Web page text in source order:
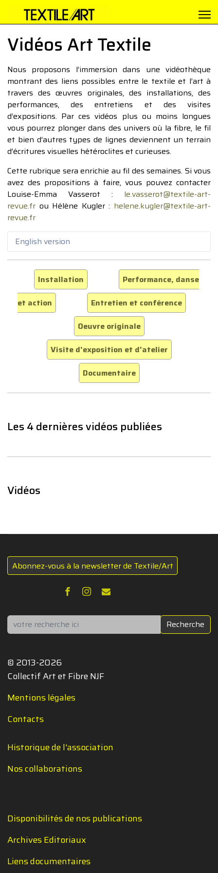
Vidéos Art Textile
Nous proposons l’immersion dans une vidéothèque
montrant des liens possibles entre le textile et l’art à
travers des œuvres originales, des installations, des
performances, des entretiens et des visites
d’expositions. Par ces vidéos plus ou moins longues
vous pourrez plonger dans des univers où la fibre, le fil
et bien d’autres types de lignes deviennent un terrain
d’écritures visuelles hétéroclites et curieuses.
Cette rubrique sera enrichie au fil des semaines. Si vous
avez des propositions à faire, vous pouvez contacter
Louise-Emma Vasserot : le.vasserot@textile-art-
revue.fr ou Hélène Kugler : helene.kugler@textile-art-
revue.fr
English version
Installation
Performance, danse
et action
Entretien et conférence
Oeuvre originale
Visite d'exposition et d'atelier
Documentaire
Les 4 dernières vidéos publiées
Vidéos
Abonnez-vous à la newsletter de Textile/Art
Rechercher Recherche
© 2013-2026
Collectif Art et Fibre NJF
Mentions légales
Contacts
Historique de l'association
Nos collaborations
Disponibilités de nos publications
Archives Editoriaux
Liens documentaires